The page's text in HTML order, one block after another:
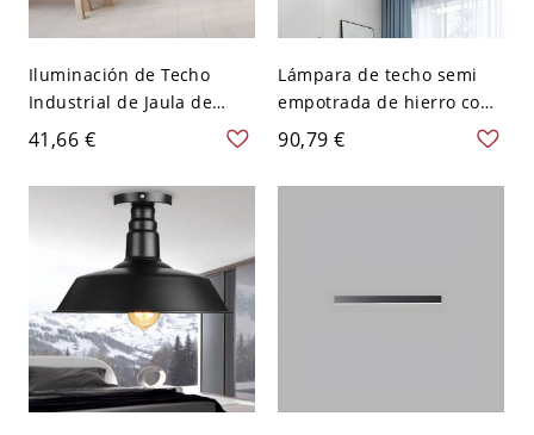
Iluminación de Techo
Industrial de Jaula de
Diamante 1 Cabeza Semi
Plafón Metálico en Negro
- Negro 110 A 120 V
41,66 €
Lámpara de techo semi
empotrada de hierro con
5 luces, acabado negro
industrial, diseño de cesta
con jaula, montaje
90,79 €